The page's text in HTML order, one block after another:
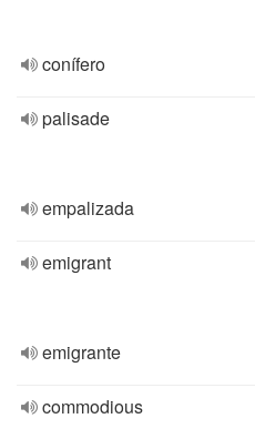
conífero
palisade
empalizada
emigrant
emigrante
commodious